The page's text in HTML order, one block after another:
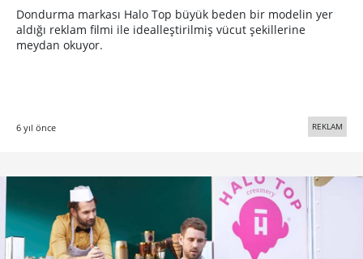
Dondurma markası Halo Top büyük beden bir modelin yer
aldığı reklam filmi ile idealleştirilmiş vücut şekillerine
meydan okuyor.
6 yıl önce REKLAM